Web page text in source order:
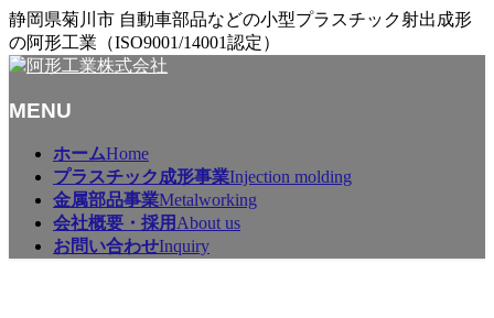
静岡県菊川市 自動車部品などの小型プラスチック射出成形
の阿形工業（ISO9001/14001認定）
MENU
ホームHome
プラスチック成形事業Injection molding
金属部品事業Metalworking
会社概要・採用About us
お問い合わせInquiry